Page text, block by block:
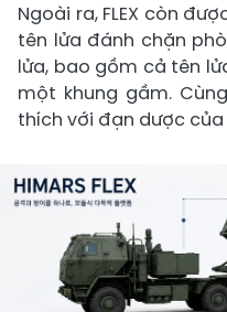
Ngoài ra, FLEX còn
tên lửa đánh chặn
lửa, bao gồm cả tên
một khung gầm.
thích với đạn dược của